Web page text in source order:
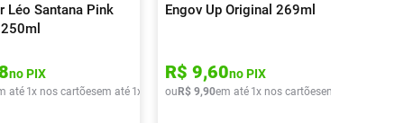
Léo Santana Pink
no PIX
até 1x nos cartõesem até 1x de R$ 13,90
Engov Up Original 269ml
R$ 9,60no PIX
ou R$ 9,90em até 1x nos cartõesem até